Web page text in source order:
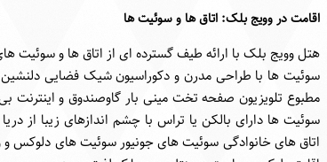
اقامت در وویج بلک: اتاق ها و سوئیت ها
هتل وویج بلک با ارائه طیف گسترده ای از اتاق ها و سوئیت
سوئیت ها با طراحی مدرن و دکوراسیون شیک فضایی دلنشین
مطبوع تلویزیون صفحه تخت مینی بار گاوصندوق و اینترنت
سوئیت ها دارای بالکن یا تراس با چشم اندازهای زیبا از
اتاق های خانوادگی سوئیت های جونیور سوئیت های دلوکس و